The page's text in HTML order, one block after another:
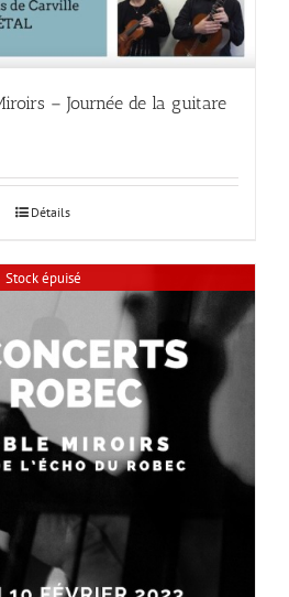
– Journée de la guitare
Détails
Stock épuisé